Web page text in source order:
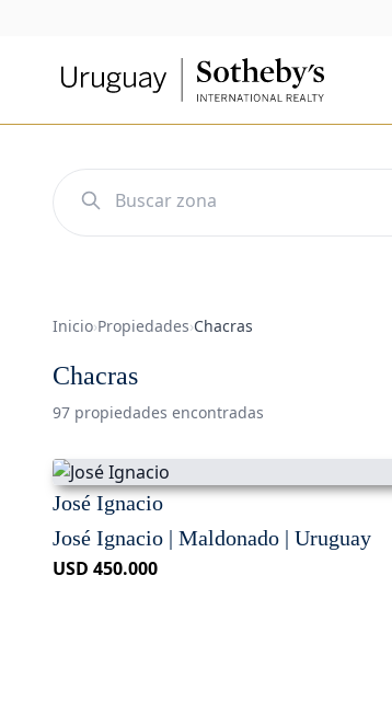
Inicio›Propiedades›Chacras
Chacras
97 propiedades encontradas
José Ignacio
José Ignacio | Maldonado | Uruguay
USD 450.000